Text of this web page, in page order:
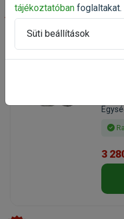
-20%
3
tájékoztatóban foglaltakat.
Süti beállítások